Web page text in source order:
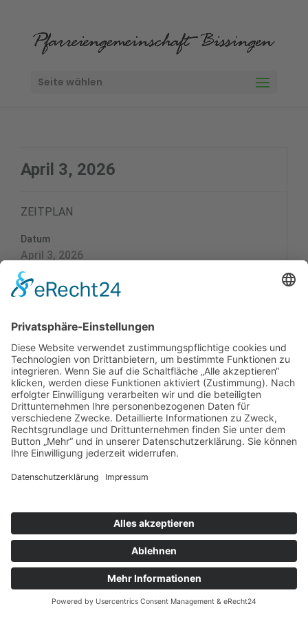
Seite wählen
April 3, 2026
ZEITPLAN
Datum
April 3, 2026
Zeit
15:00
Karfreitagsliturgie
Ort:
Fronhofen
Pfarreiengemeinschaft Bissingen ©2024 |
Impressum|Datenschutz